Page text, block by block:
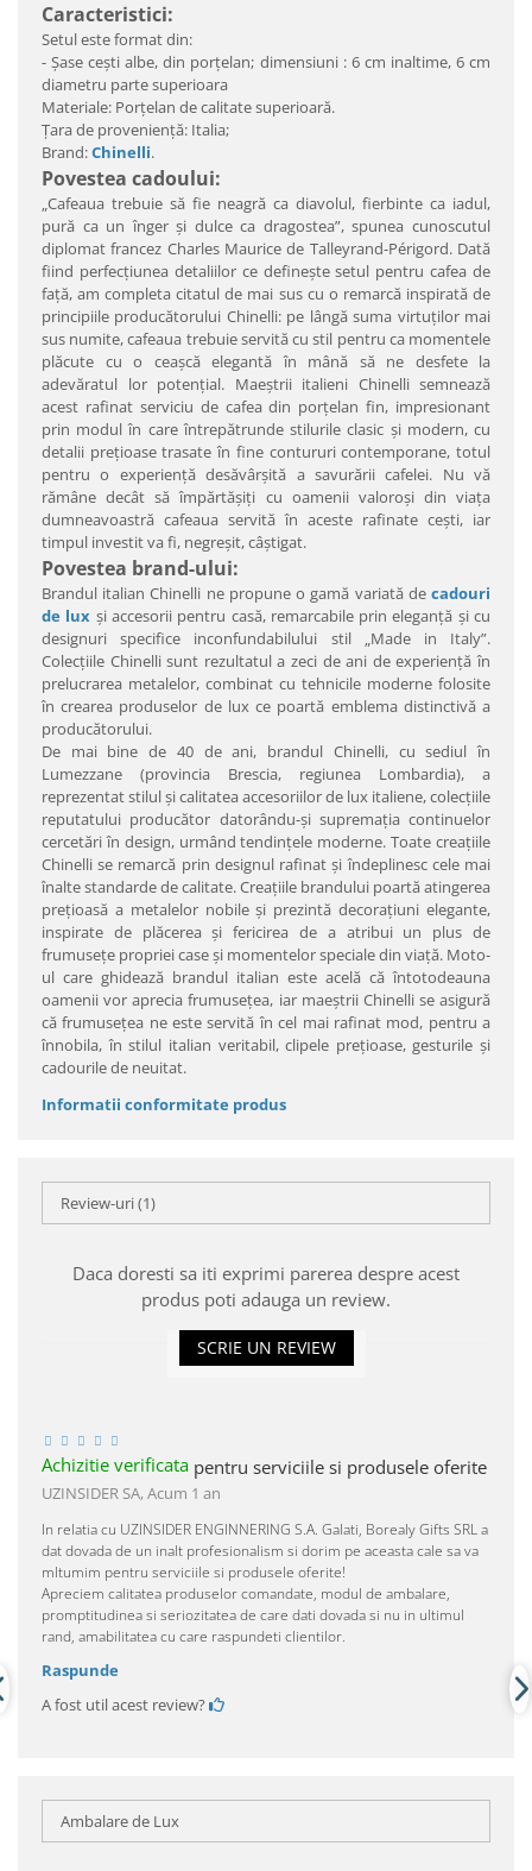
Caracteristici:
Setul este format din:
- Şase ceşti albe, din porţelan; dimensiuni : 6 cm inaltime, 6 cm
diametru parte superioara
Materiale: Porţelan de calitate superioară.
Ţara de provenienţă: Italia;
Brand:Chinelli.
Povestea cadoului:
„Cafeaua trebuie să fie neagră ca diavolul, fierbinte ca iadul,
pură ca un înger şi dulce ca dragostea”, spunea cunoscutul
diplomat francez Charles Maurice de Talleyrand-Périgord. Dată
fiind perfecţiunea detaliilor ce defineşte setul pentru cafea de
faţă, am completa citatul de mai sus cu o remarcă inspirată de
principiile producătorului Chinelli: pe lângă suma virtuţilor mai
sus numite, cafeaua trebuie servită cu stil pentru ca momentele
plăcute cu o ceaşcă elegantă în mână să ne desfete la
adevăratul lor potenţial. Maeştrii italieni Chinelli semnează
acest rafinat serviciu de cafea din porţelan fin, impresionant
prin modul în care întrepătrunde stilurile clasic şi modern, cu
detalii preţioase trasate în fine contururi contemporane, totul
pentru o experienţă desăvârşită a savurării cafelei. Nu vă
rămâne decât să împărtăşiţi cu oamenii valoroşi din viaţa
dumneavoastră cafeaua servită în aceste rafinate ceşti, iar
timpul investit va fi, negreşit, câştigat.
Povestea brand-ului:
Brandul italian Chinelli ne propune o gamă variată de cadouri
de lux şi accesorii pentru casă, remarcabile prin eleganţă şi cu
designuri specifice inconfundabilului stil „Made in Italy”.
Colecţiile Chinelli sunt rezultatul a zeci de ani de experienţă în
prelucrarea metalelor, combinat cu tehnicile moderne folosite
în crearea produselor de lux ce poartă emblema distinctivă a
producătorului.
De mai bine de 40 de ani, brandul Chinelli, cu sediul în
Lumezzane (provincia Brescia, regiunea Lombardia), a
reprezentat stilul şi calitatea accesoriilor de lux italiene, colecţiile
reputatului producător datorându-şi supremaţia continuelor
cercetări în design, urmând tendinţele moderne. Toate creaţiile
Chinelli se remarcă prin designul rafinat şi îndeplinesc cele mai
înalte standarde de calitate. Creaţiile brandului poartă atingerea
preţioasă a metalelor nobile şi prezintă decoraţiuni elegante,
inspirate de plăcerea şi fericirea de a atribui un plus de
frumuseţe propriei case şi momentelor speciale din viaţă. Moto-
ul care ghidează brandul italian este acelă că întotodeauna
oamenii vor aprecia frumuseţea, iar maeştrii Chinelli se asigură
că frumuseţea ne este servită în cel mai rafinat mod, pentru a
înnobila, în stilul italian veritabil, clipele preţioase, gesturile şi
cadourile de neuitat.
Informatii conformitate produs
Review-uri(1)
Daca doresti sa iti exprimi parerea despre acest
produs poti adauga un review.
SCRIE UN REVIEW
Achizitie verificata pentru serviciile si produsele oferite
UZINSIDER SA,Acum 1 an
In relatia cu UZINSIDER ENGINNERING S.A. Galati, Borealy Gifts SRL a
dat dovada de un inalt profesionalism si dorim pe aceasta cale sa va
mltumim pentru serviciile si produsele oferite!
Apreciem calitatea produselor comandate, modul de ambalare,
promptitudinea si seriozitatea de care dati dovada si nu in ultimul
rand, amabilitatea cu care raspundeti clientilor.
Raspunde
A fost util acest review?
Ambalare de Lux